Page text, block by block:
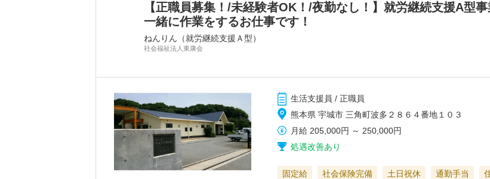
【正職員募集！/未経験者OK！/夜勤なし！】就労継続支援A型
一緒に作業をするお仕事です！
ねんりん（就労継続支援Ａ型）
社会福祉法人東康会
生活支援員 / 正職員
熊本県 宇城市 三角町波多２８６４番地１０３
月給 205,000円 ～ 250,000円
処遇改善あり
固定給 社会保険完備 土日祝休 通勤手当